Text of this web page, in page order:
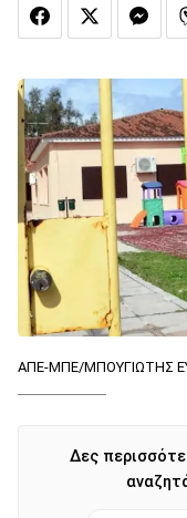
ΑΠΕ-ΜΠΕ/ΜΠΟΥΓΙΩΤΗΣ
Δες